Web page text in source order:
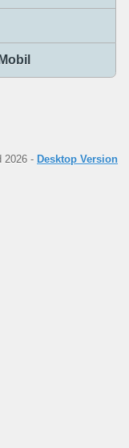
2026 - Desktop Version